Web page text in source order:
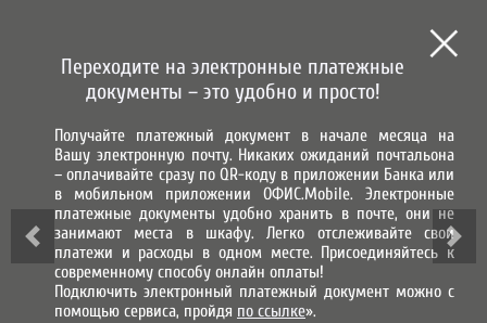
МЫ В СОЦИАЛЬНЫХ СЕТЯХ
ВХОД В ЛИЧНЫЙ КАБИНЕТ
Переходите на электронные платежные
документы – это удобно и просто!
Получайте платежный документ в начале месяца на
Вашу электронную почту. Никаких ожиданий почтальона
– оплачивайте сразу по QR-коду в приложении Банка или
в мобильном приложении ОФИС.Mobile. Электронные
платежные документы удобно хранить в почте, они не
занимают места в шкафу. Легко отслеживайте свои
платежи и расходы в одном месте. Присоединяйтесь к
современному способу онлайн оплаты!
Подключить электронный платежный документ можно с
помощью сервиса, пройдя по ссылке».